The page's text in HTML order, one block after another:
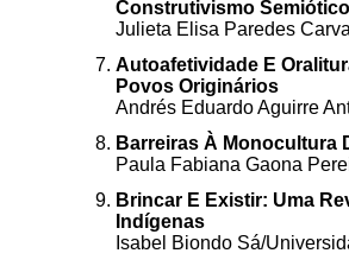
Construtivismo
Julieta Elisa Paredes
Autoafetividade E
Povos Originários
Andrés Eduardo Aguirre
Barreiras À Monocultura
Paula Fabiana Gaona
Brincar E Existir: Uma
Indígenas
Isabel Biondo Sá/